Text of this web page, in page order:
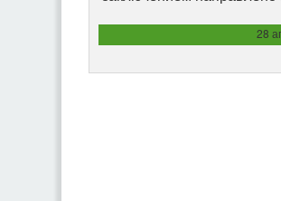
28